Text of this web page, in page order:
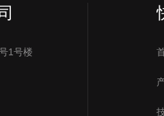
1号楼